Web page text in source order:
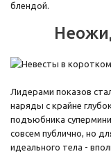
блендой.
Лидерами показов
наряды с крайне
подъюбника
совсем публично, но
идеального тела -